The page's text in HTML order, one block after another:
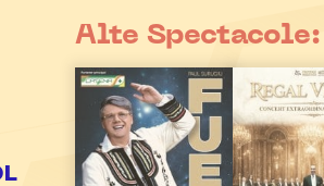
Alte Spectacole: